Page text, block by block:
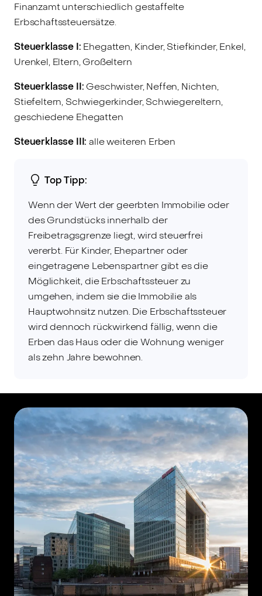
Finanzamt unterschiedlich gestaffelte
Erbschaftssteuersätze.
Steuerklasse I: Ehegatten, Kinder, Stiefkinder, Enkel,
Urenkel, Eltern, Großeltern
Steuerklasse II: Geschwister, Neffen, Nichten,
Stiefeltern, Schwiegerkinder, Schwiegereltern,
geschiedene Ehegatten
Steuerklasse III: alle weiteren Erben
Top Tipp:
Wenn der Wert der geerbten Immobilie oder
des Grundstücks innerhalb der
Freibetragsgrenze liegt, wird steuerfrei
vererbt. Für Kinder, Ehepartner oder
eingetragene Lebenspartner gibt es die
Möglichkeit, die Erbschaftssteuer zu
umgehen, indem sie die Immobilie als
Hauptwohnsitz nutzen. Die Erbschaftssteuer
wird dennoch rückwirkend fällig, wenn die
Erben das Haus oder die Wohnung weniger
als zehn Jahre bewohnen.